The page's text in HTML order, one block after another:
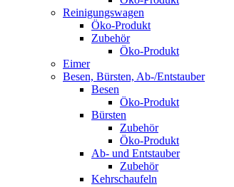
Reinigungswagen
Öko-Produkt
Zubehör
Öko-Produkt
Eimer
Besen, Bürsten, Ab-/Entstauber
Besen
Öko-Produkt
Bürsten
Zubehör
Öko-Produkt
Ab- und Entstauber
Zubehör
Kehrschaufeln